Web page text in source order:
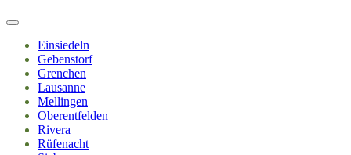
Einsiedeln
Gebenstorf
Grenchen
Lausanne
Mellingen
Oberentfelden
Rivera
Rüfenacht